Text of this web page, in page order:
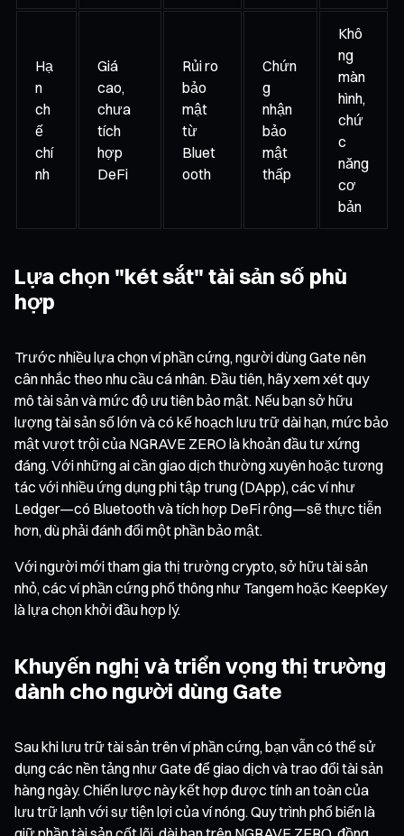
Hạ
n
ch
ế
chí
nh
Giá
cao,
chưa
tích
hợp
DeFi
Rủi ro
bảo
mật
từ
Bluet
ooth
Chứn
g
nhận
bảo
mật
thấp
Khô
ng
màn
hình,
chứ
c
năng
cơ
bản
Lựa chọn "két sắt" tài sản số phù
hợp
Trước nhiều lựa chọn ví phần cứng, người dùng Gate nên
cân nhắc theo nhu cầu cá nhân. Đầu tiên, hãy xem xét quy
mô tài sản và mức độ ưu tiên bảo mật. Nếu bạn sở hữu
lượng tài sản số lớn và có kế hoạch lưu trữ dài hạn, mức bảo
mật vượt trội của NGRAVE ZERO là khoản đầu tư xứng
đáng. Với những ai cần giao dịch thường xuyên hoặc tương
tác với nhiều ứng dụng phi tập trung (DApp), các ví như
Ledger—có Bluetooth và tích hợp DeFi rộng—sẽ thực tiễn
hơn, dù phải đánh đổi một phần bảo mật.
Với người mới tham gia thị trường crypto, sở hữu tài sản
nhỏ, các ví phần cứng phổ thông như Tangem hoặc KeepKey
là lựa chọn khởi đầu hợp lý.
Khuyến nghị và triển vọng thị trường
dành cho người dùng Gate
Sau khi lưu trữ tài sản trên ví phần cứng, bạn vẫn có thể sử
dụng các nền tảng như Gate để giao dịch và trao đổi tài sản
hàng ngày. Chiến lược này kết hợp được tính an toàn của
lưu trữ lạnh với sự tiện lợi của ví nóng. Quy trình phổ biến là